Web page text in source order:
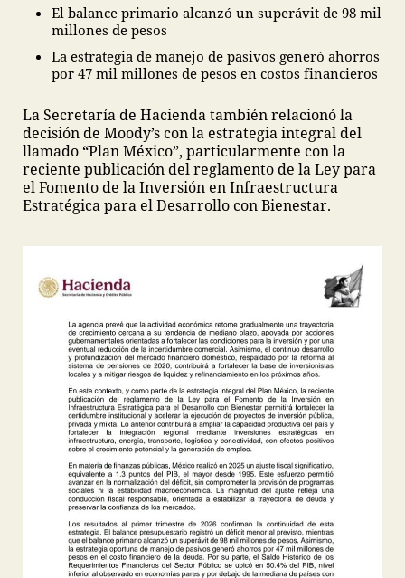
El balance primario alcanzó un superávit de 98 mil
millones de pesos
La estrategia de manejo de pasivos generó ahorros
por 47 mil millones de pesos en costos financieros
La Secretaría de Hacienda también relacionó la
decisión de Moody’s con la estrategia integral del
llamado “Plan México”, particularmente con la
reciente publicación del reglamento de la Ley para
el Fomento de la Inversión en Infraestructura
Estratégica para el Desarrollo con Bienestar.